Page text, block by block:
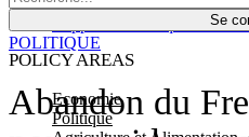
Se
POLICY AREAS
Economie
Politique
Abandon du
POLITIQUE